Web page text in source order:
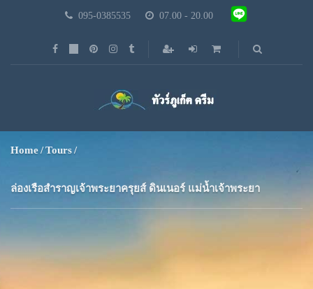
095-0385535 07.00 - 20.00
Home Tours
ล่องเรือสำราญเจ้าพระยาครุยส์ ดินเนอร์ แม่น้ำเจ้าพระยา